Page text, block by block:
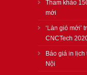
Tham khảo
mới
‘Làn gió mới’
CNCTech
Báo giá in lịch
Nội